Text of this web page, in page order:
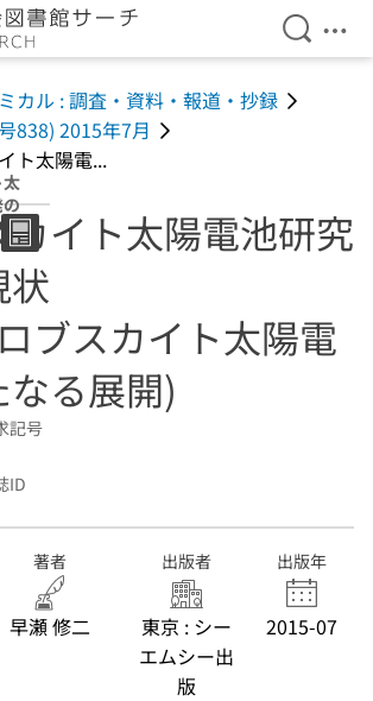
検索を
メ
カル : 調査・資料・報道・抄録
838) 2015年7月
ト太陽電...
)
イト太陽電池研究
状
ブスカイト太陽電
る展開)
記号
ID
著者
早瀬 修二
出版者
東京 : シー
エムシー出
版
出版年
2015-07